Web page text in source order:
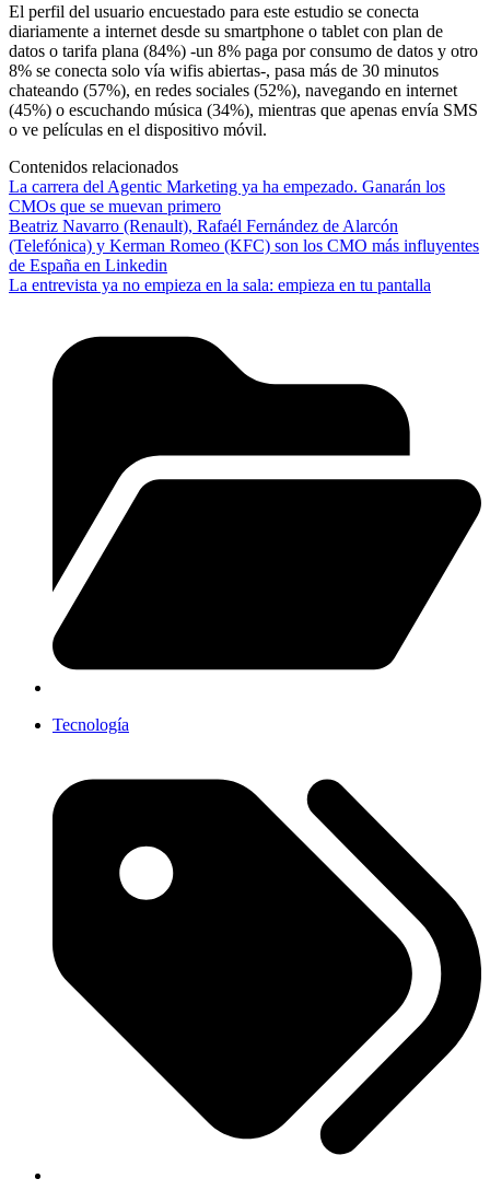
El perfil del usuario encuestado para este estudio se conecta
diariamente a internet desde su smartphone o tablet con plan de
datos o tarifa plana (84%) -un 8% paga por consumo de datos y otro
8% se conecta solo vía wifis abiertas-, pasa más de 30 minutos
chateando (57%), en redes sociales (52%), navegando en internet
(45%) o escuchando música (34%), mientras que apenas envía SMS
o ve películas en el dispositivo móvil.
Contenidos relacionados
La carrera del Agentic Marketing ya ha empezado. Ganarán los
CMOs que se muevan primero
Beatriz Navarro (Renault), Rafaél Fernández de Alarcón
(Telefónica) y Kerman Romeo (KFC) son los CMO más influyentes
de España en Linkedin
La entrevista ya no empieza en la sala: empieza en tu pantalla
Tecnología